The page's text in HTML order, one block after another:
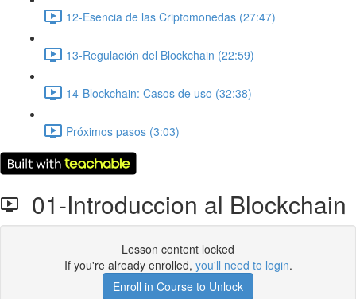
12-Esencia de las Criptomonedas (27:47)
13-Regulación del Blockchain (22:59)
14-Blockchain: Casos de uso (32:38)
Próximos pasos (3:03)
01-Introduccion al Blockchain
Lesson content locked
If you're already enrolled, you'll need to login.
Enroll in Course to Unlock